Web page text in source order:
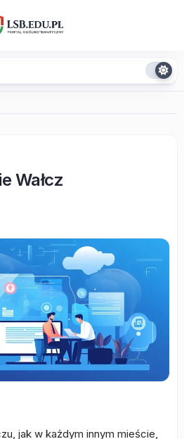
Wałcz
jak w każdym innym mieście,